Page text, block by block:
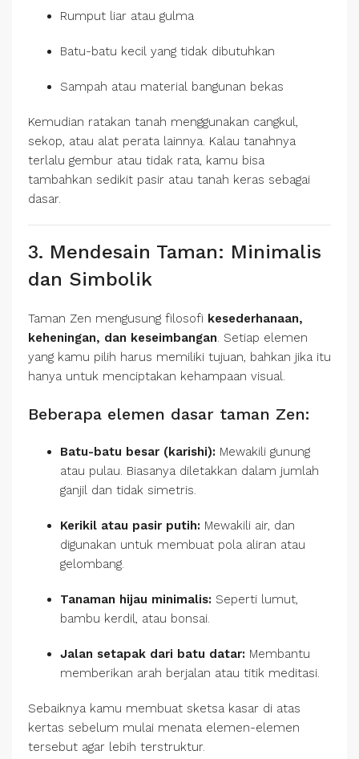
Rumput liar atau gulma
Batu-batu kecil yang tidak dibutuhkan
Sampah atau material bangunan bekas
Kemudian ratakan tanah menggunakan cangkul,
sekop, atau alat perata lainnya. Kalau tanahnya
terlalu gembur atau tidak rata, kamu bisa
tambahkan sedikit pasir atau tanah keras sebagai
dasar.
3. Mendesain Taman: Minimalis
dan Simbolik
Taman Zen mengusung filosofi kesederhanaan,
keheningan, dan keseimbangan. Setiap elemen
yang kamu pilih harus memiliki tujuan, bahkan jika itu
hanya untuk menciptakan kehampaan visual.
Beberapa elemen dasar taman Zen:
Batu-batu besar (karishi): Mewakili gunung
atau pulau. Biasanya diletakkan dalam jumlah
ganjil dan tidak simetris.
Kerikil atau pasir putih: Mewakili air, dan
digunakan untuk membuat pola aliran atau
gelombang.
Tanaman hijau minimalis: Seperti lumut,
bambu kerdil, atau bonsai.
Jalan setapak dari batu datar: Membantu
memberikan arah berjalan atau titik meditasi.
Sebaiknya kamu membuat sketsa kasar di atas
kertas sebelum mulai menata elemen-elemen
tersebut agar lebih terstruktur.